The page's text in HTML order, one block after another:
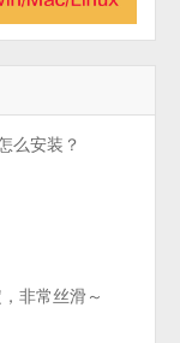
么安装？
非常丝滑～